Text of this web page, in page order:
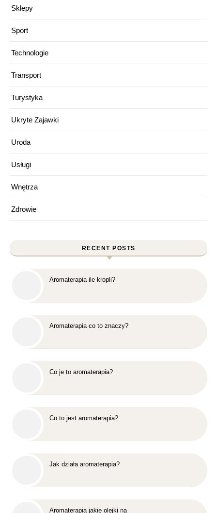
Sklepy
Sport
Technologie
Transport
Turystyka
Ukryte Zajawki
Uroda
Usługi
Wnętrza
Zdrowie
RECENT POSTS
Aromaterapia ile kropli?
Aromaterapia co to znaczy?
Co je to aromaterapia?
Co to jest aromaterapia?
Jak działa aromaterapia?
Aromaterapia jakie olejki na